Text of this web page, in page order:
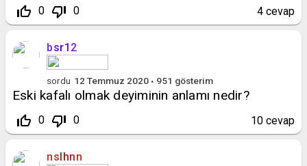
thumb_up_off_alt 0 thumb_down_off_alt 0 4 cevap
bsr12
sordu 12 Temmuz 2020 951 gösterim
Eski kafalı olmak deyiminin anlamı nedir?
thumb_up_off_alt 0 thumb_down_off_alt 0 10 cevap
nslhnn